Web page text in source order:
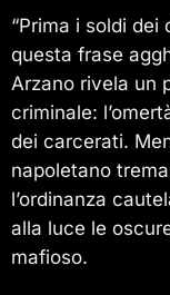
“Prima i soldi dei
questa frase
Arzano rivela un
criminale:
dei carcerati.
napoletano
l’ordinanza
alla luce le
mafioso.